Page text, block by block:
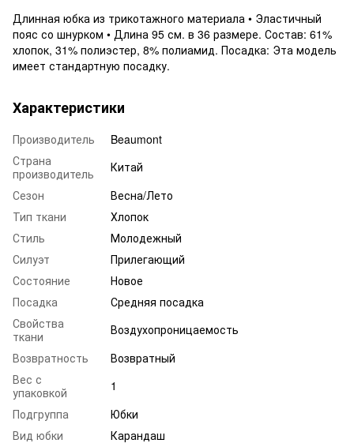
Длинная юбка из трикотажного материала • Эластичный
пояс со шнурком • Длина 95 см. в 36 размере. Состав: 61%
хлопок, 31% полиэстер, 8% полиамид. Посадка: Эта модель
имеет стандартную посадку.
Характеристики
Производитель
Beaumont
Страна
производитель
Китай
Сезон
Весна/Лето
Тип ткани
Хлопок
Стиль
Молодежный
Силуэт
Прилегающий
Состояние
Новое
Посадка
Средняя посадка
Свойства
ткани
Воздухопроницаемость
Возвратность
Возвратный
Вес с
упаковкой
1
Подгруппа
Юбки
Вид юбки
Карандаш